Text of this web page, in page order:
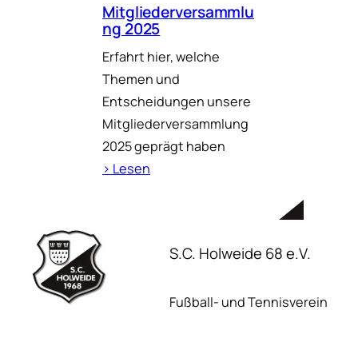
Mitgliederversammlu
ng 2025
Erfahrt hier, welche
Themen und
Entscheidungen unsere
Mitgliederversammlung
2025 geprägt haben
› Lesen
S.C. Holweide 68 e.V.
Fußball- und Tennisverein